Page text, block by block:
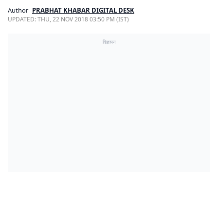
Author PRABHAT KHABAR DIGITAL DESK
UPDATED:THU, 22 NOV 2018 03:50 PM (IST)
विज्ञापन